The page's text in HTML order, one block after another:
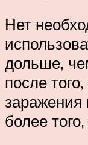
Нет
дольше,
после
заражения
более